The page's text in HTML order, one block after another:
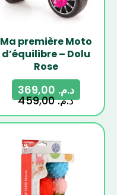
Ma première Moto
d’équilibre – Dolu
Rose
د.م.459,00
د.م.
-36%